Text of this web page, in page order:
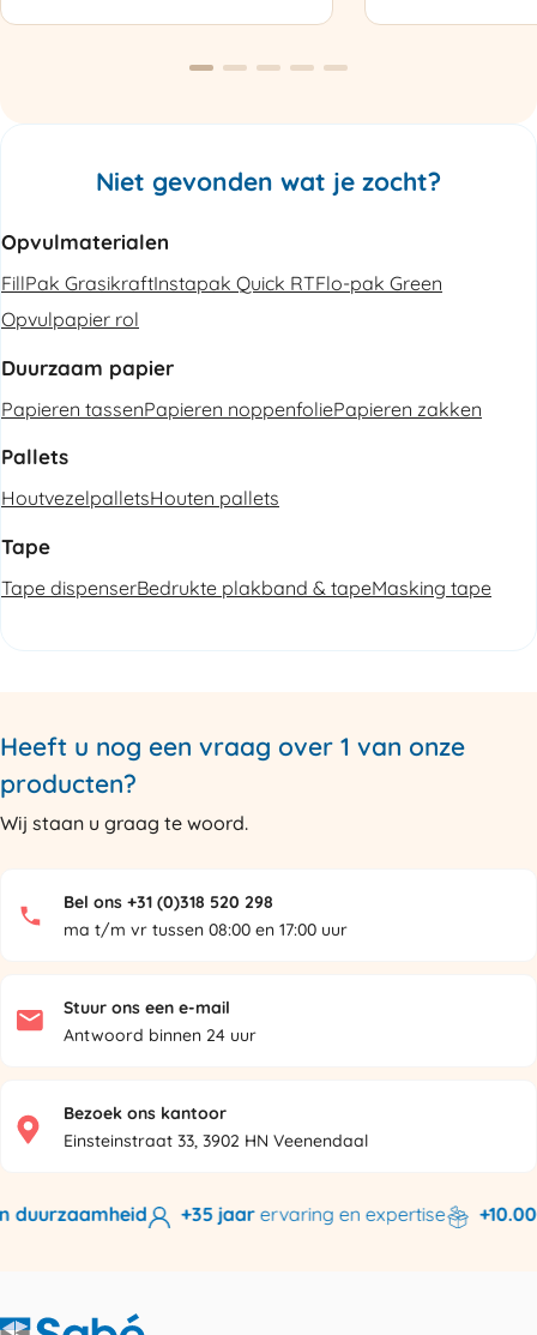
Refurbished
aantal
Niet gevonden wat je zocht?
Opvulmaterialen
FillPak GrasikraftInstapak Quick RTFlo-pak Green
Opvulpapier rol
Duurzaam papier
Papieren tassenPapieren noppenfoliePapieren zakken
Pallets
HoutvezelpalletsHouten pallets
Tape
Tape dispenserBedrukte plakband & tapeMasking tape
Heeft u nog een vraag over 1 van onze
producten?
Wij staan u graag te woord.
Bel ons +31 (0)318 520 298
ma t/m vr tussen 08:00 en 17:00 uur
Stuur ons een e-mail
Antwoord binnen 24 uur
Bezoek ons kantoor
Einsteinstraat 33, 3902 HN Veenendaal
+35 jaarervaring en expertise